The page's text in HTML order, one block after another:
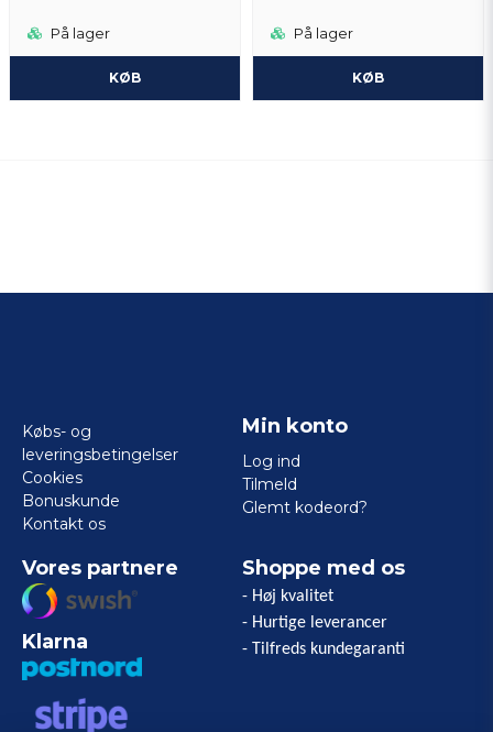
På lager
KØB
På lager
KØB
Købs- og
leveringsbetingelser
Cookies
Bonuskunde
Kontakt os
Min konto
Log ind
Tilmeld
Glemt kodeord?
Vores partnere
Klarna
Shoppe med os
- Høj kvalitet
- Hurtige leverancer
- Tilfreds kundegaranti